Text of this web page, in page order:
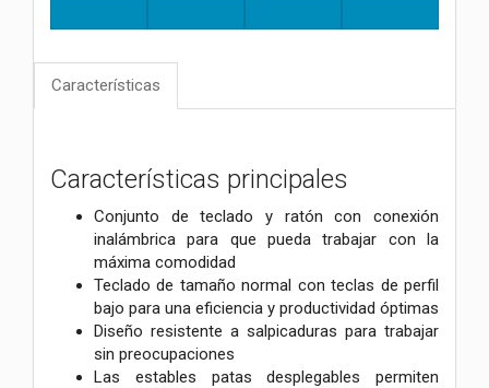
Características
Características principales
Conjunto de teclado y ratón con conexión
inalámbrica para que pueda trabajar con la
máxima comodidad
Teclado de tamaño normal con teclas de perfil
bajo para una eficiencia y productividad óptimas
Diseño resistente a salpicaduras para trabajar
sin preocupaciones
Las estables patas desplegables permiten